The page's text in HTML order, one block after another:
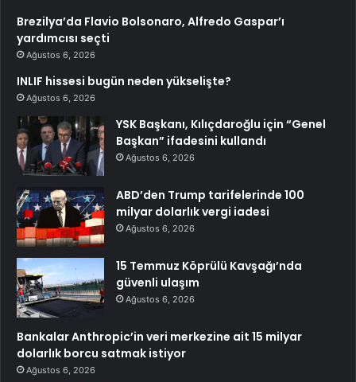
Brezilya’da Flavio Bolsonaro, Alfredo Gaspar’ı
yardımcısı seçti
Ağustos 6, 2026
INLIF hissesi bugün neden yükselişte?
Ağustos 6, 2026
YSK Başkanı, Kılıçdaroğlu için “Genel
Başkan” ifadesini kullandı
Ağustos 6, 2026
ABD’den Trump tarifelerinde 100
milyar dolarlık vergi iadesi
Ağustos 6, 2026
15 Temmuz Köprülü Kavşağı’nda
güvenli ulaşım
Ağustos 6, 2026
Bankalar Anthropic’in veri merkezine ait 15 milyar
dolarlık borcu satmak istiyor
Ağustos 6, 2026